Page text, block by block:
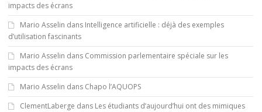
impacts des écrans
Mario Asselin dans Intelligence artificielle : déjà des exemples
d’utilisation fascinants
Mario Asselin dans Commission parlementaire spéciale sur les
impacts des écrans
Mario Asselin dans Chapo l’AQUOPS
ClementLaberge dans Les étudiants d’aujourd’hui ont des mimiques